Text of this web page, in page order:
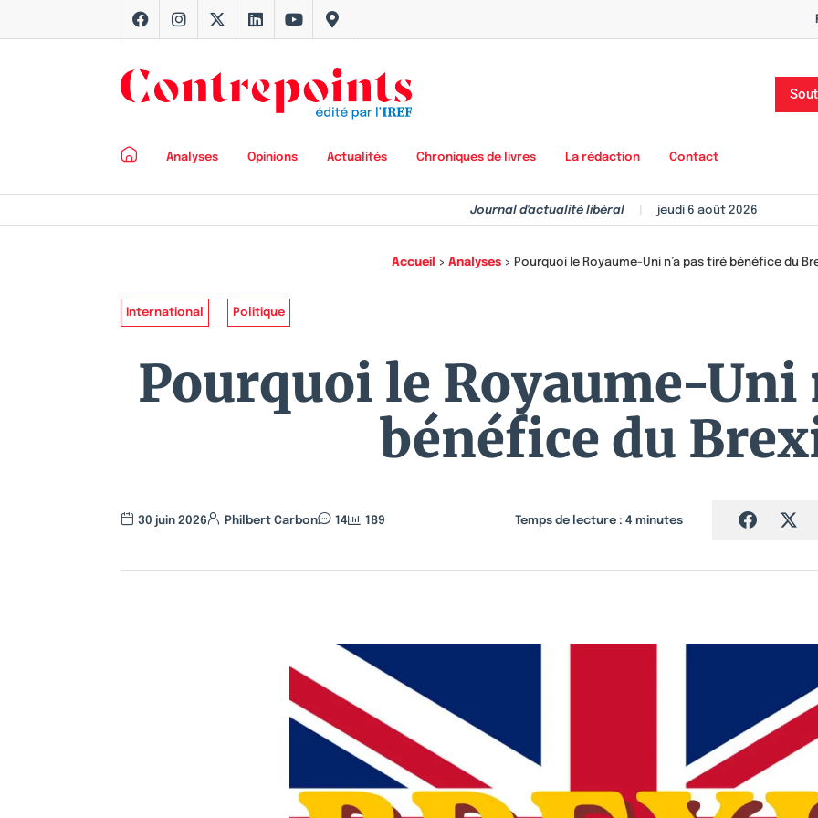
Analyses Opinions Actualités Chroniques de livres La rédaction Contact
Journal d'actualité libéral jeudi 6 août 2026
Accueil > Analyses > Pourquoi le Royaume-Uni n’a pas tiré bénéfice du
International Politique
Pourquoi le Royaume-Uni
bénéfice du
30 juin 2026 Philbert Carbon 14 189 Temps de lecture : 4 minutes